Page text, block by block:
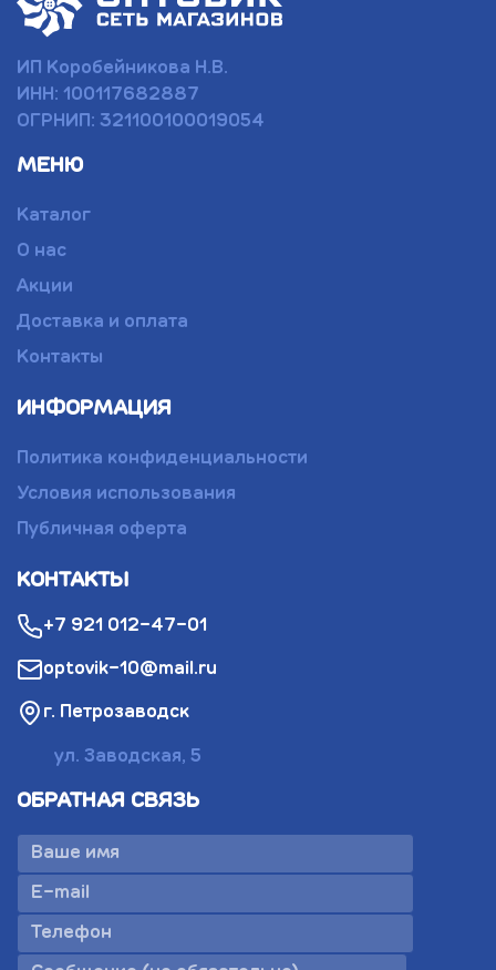
ИП Коробейникова Н.В.
ИНН: 100117682887
ОГРНИП: 321100100019054
МЕНЮ
Каталог
О нас
Акции
Доставка и оплата
Контакты
ИНФОРМАЦИЯ
Политика конфиденциальности
Условия использования
Публичная оферта
КОНТАКТЫ
+7 921 012-47-01
optovik-10@mail.ru
г. Петрозаводск
ул. Заводская, 5
ОБРАТНАЯ СВЯЗЬ